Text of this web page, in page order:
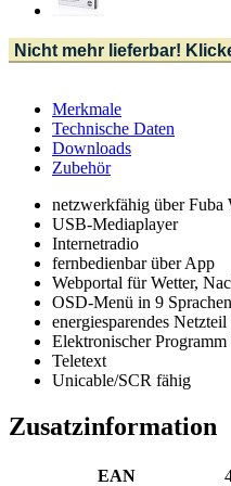
Nicht mehr lieferbar!
Merkmale
Technische Daten
Downloads
Zubehör
netzwerkfähig über
USB-Mediaplayer
Internetradio
fernbedienbar über App
Webportal für Wetter,
OSD-Menü in 9 Sprachen
energiesparendes
Elektronischer
Teletext
Unicable/SCR fähig
Zusatzinformation
EAN